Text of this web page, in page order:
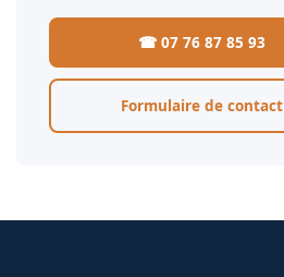
☎ 07 76 87 85 93
Formulaire de contact